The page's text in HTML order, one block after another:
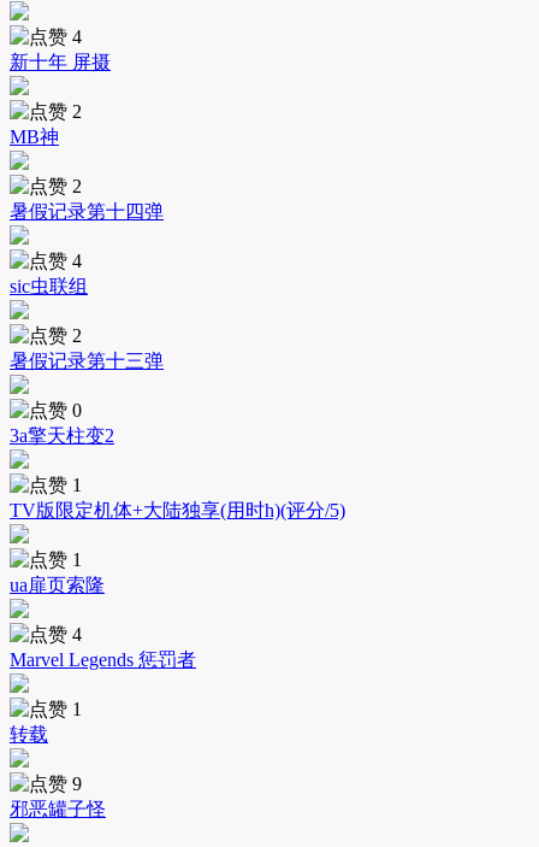
4
新十年 屏摄
2
MB神
2
暑假记录第十四弹
4
sic虫联组
2
暑假记录第十三弹
0
3a擎天柱变2
1
TV版限定机体+大陆独享(用时h)(评分/5)
1
ua扉页索隆
4
Marvel Legends 惩罚者
1
转载
9
邪恶罐子怪